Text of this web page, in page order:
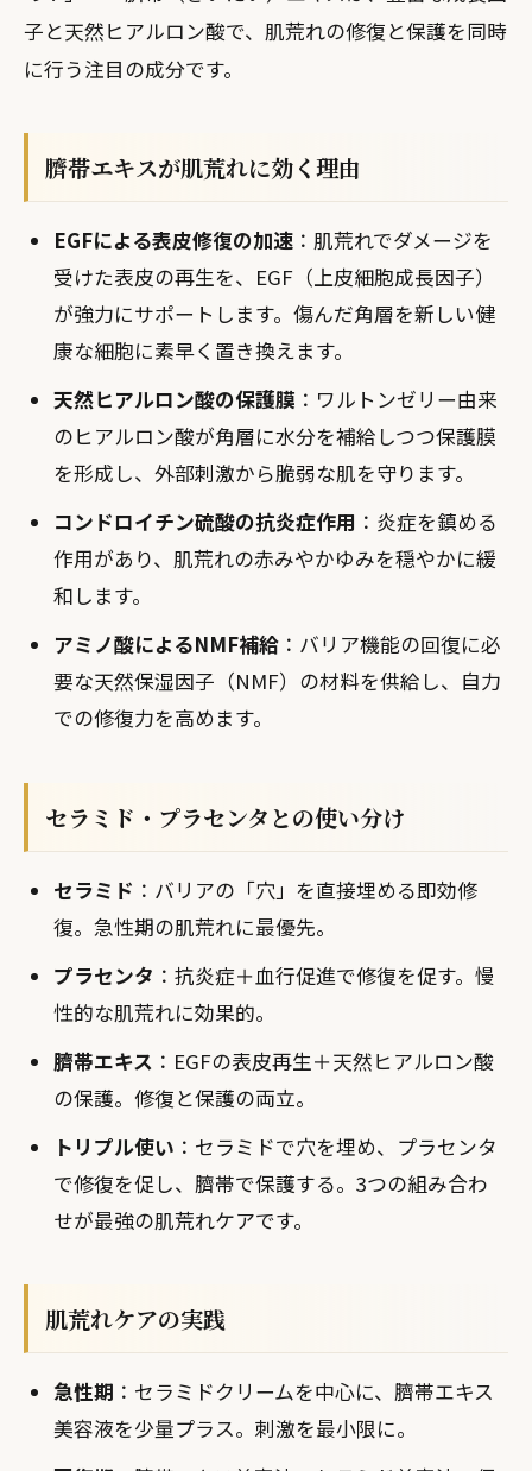
子と天然ヒアルロン酸で、肌荒れの修復と保護を同時
に行う注目の成分です。
臍帯エキスが肌荒れに効く理由
EGFによる表皮修復の加速 ：肌荒れでダメージを
受けた表皮の再生を、EGF（上皮細胞成長因子）
が強力にサポートします。傷んだ角層を新しい健
康な細胞に素早く置き換えます。
天然ヒアルロン酸の保護膜 ：ワルトンゼリー由来
のヒアルロン酸が角層に水分を補給しつつ保護膜
を形成し、外部刺激から脆弱な肌を守ります。
コンドロイチン硫酸の抗炎症作用 ：炎症を鎮める
作用があり、肌荒れの赤みやかゆみを穏やかに緩
和します。
アミノ酸によるNMF補給 ：バリア機能の回復に必
要な天然保湿因子（NMF）の材料を供給し、自力
での修復力を高めます。
セラミド・プラセンタとの使い分け
セラミド ：バリアの「穴」を直接埋める即効修
復。急性期の肌荒れに最優先。
プラセンタ ：抗炎症＋血行促進で修復を促す。慢
性的な肌荒れに効果的。
臍帯エキス ：EGFの表皮再生＋天然ヒアルロン酸
の保護。修復と保護の両立。
トリプル使い ：セラミドで穴を埋め、プラセンタ
で修復を促し、臍帯で保護する。3つの組み合わ
せが最強の肌荒れケアです。
肌荒れケアの実践
急性期 ：セラミドクリームを中心に、臍帯エキス
美容液を少量プラス。刺激を最小限に。